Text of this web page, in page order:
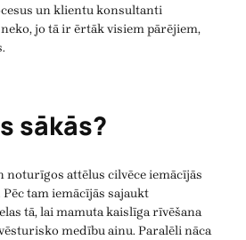
un klientu konsultanti
jo tā ir ērtāk visiem pārējiem,
sākās?
noturīgos attēlus cilvēce iemācījās
tam iemācījās sajaukt
tā, lai mamuta kaislīga rīvēšana
medību ainu. Paralēli nāca